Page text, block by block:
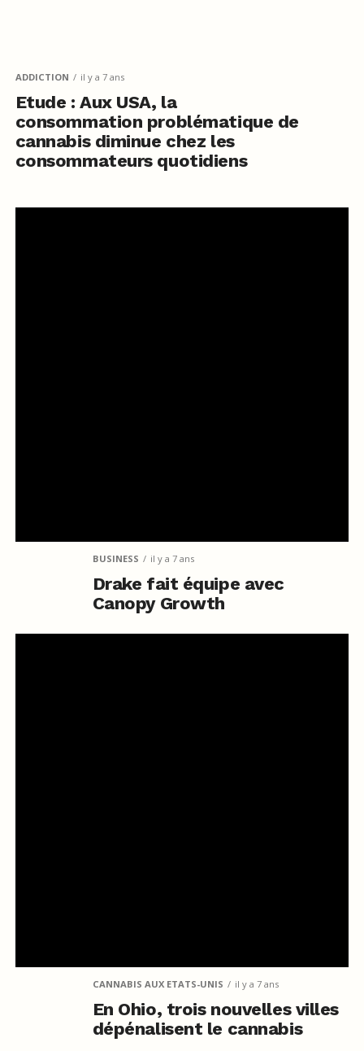
ADDICTION il y a 7 ans
Etude : Aux USA, la
consommation problématique de
cannabis diminue chez les
consommateurs quotidiens
BUSINESS il y a 7 ans
Drake fait équipe avec
Canopy Growth
CANNABIS AUX ETATS-UNIS il y a 7 ans
En Ohio, trois nouvelles villes
dépénalisent le cannabis